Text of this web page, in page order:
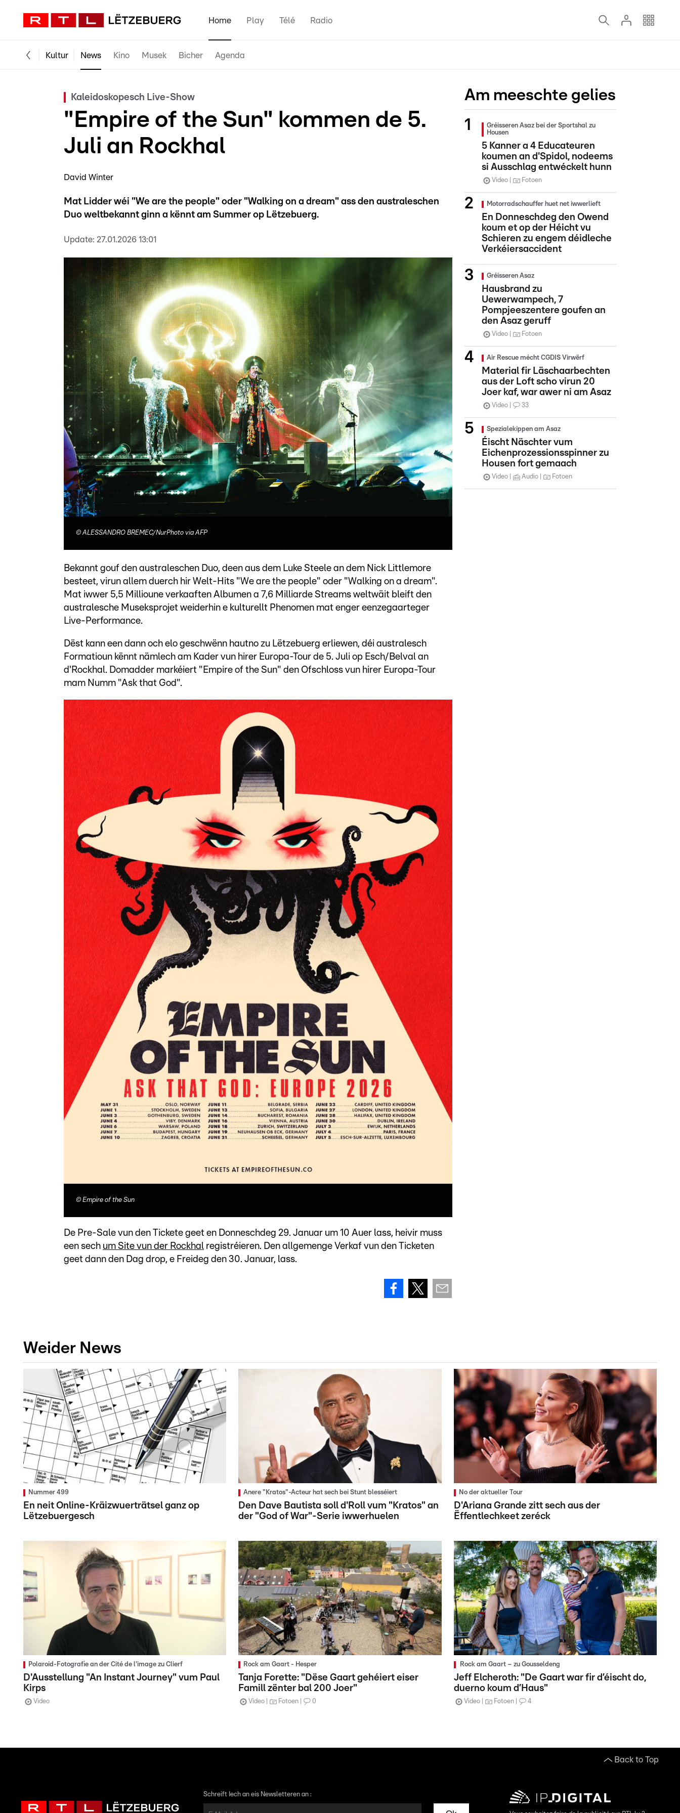
Home Play Télé Radio
Kultur News Kino Musek Bicher Agenda
Kaleidoskopesch Live-Show
"Empire of the Sun" kommen de 5.
Juli an Rockhal
David Winter
Mat Lidder wéi "We are the people" oder "Walking on a dream" ass den australeschen
Duo weltbekannt ginn a kënnt am Summer op Lëtzebuerg.
Update: 27.01.2026 13:01
©ALESSANDRO BREMEC/NurPhoto via AFP
Bekannt gouf den australeschen Duo, deen aus dem Luke Steele an dem Nick Littlemore
besteet, virun allem duerch hir Welt-Hits "We are the people" oder "Walking on a dream".
Mat iwwer 5,5 Millioune verkaaften Albumen a 7,6 Milliarde Streams weltwäit bleift den
australesche Museksprojet weiderhin e kulturellt Phenomen mat enger eenzegaarteger
Live-Performance.
Dëst kann een dann och elo geschwënn hautno zu Lëtzebuerg erliewen, déi australesch
Formatioun kënnt nämlech am Kader vun hirer Europa-Tour de 5. Juli op Esch/Belval an
d'Rockhal. Domadder markéiert "Empire of the Sun" den Ofschloss vun hirer Europa-Tour
mam Numm "Ask that God".
© Empire of the Sun
De Pre-Sale vun den Tickete geet en Donneschdeg 29. Januar um 10 Auer lass, heivir muss
een sech um Site vun der Rockhal registréieren. Den allgemenge Verkaf vun den Ticketen
geet dann den Dag drop, e Freideg den 30. Januar, lass.
Am meeschte gelies
Gréisseren Asaz bei der Sportshal zu
Housen
5 Kanner a 4 Educateuren
koumen an d'Spidol, nodeems
si Ausschlag entwéckelt hunn
Video Fotoen
Motorradschauffer huet net iwwerlieft
En Donneschdeg den Owend
koum et op der Héicht vu
Schieren zu engem déidleche
Verkéiersaccident
Gréisseren Asaz
Hausbrand zu
Uewerwampech, 7
Pompjeeszentere goufen an
den Asaz geruff
Video Fotoen
Air Rescue mécht CGDIS Virwërf
Material fir Läschaarbechten
aus der Loft scho virun 20
Joer kaf, war awer ni am Asaz
Video 33
Spezialekippen am Asaz
Éischt Näschter vum
Eichenprozessionsspinner zu
Housen fort gemaach
Video Audio Fotoen
Weider News
Nummer 499
En neit Online-Kräizwuerträtsel ganz op
Lëtzebuergesch
Anere "Kratos"-Acteur hat sech bei Stunt blesséiert
Den Dave Bautista soll d'Roll vum "Kratos" an
der "God of War"-Serie iwwerhuelen
No der aktueller Tour
D'Ariana Grande zitt sech aus der
Ëffentlechkeet zeréck
Polaroid-Fotografie an der Cité de l'image zu Clierf
D'Ausstellung "An Instant Journey" vum Paul
Kirps
Video
Rock am Gaart - Hesper
Tanja Forette: "Dëse Gaart gehéiert eiser
Famill zënter bal 200 Joer"
Video Fotoen 0
Rock am Gaart – zu Gousseldeng
Jeff Elcheroth: "De Gaart war fir d’éischt do,
duerno koum d’Haus"
Video Fotoen 4
Back to Top
Schreift Iech an eis Newsletteren an :